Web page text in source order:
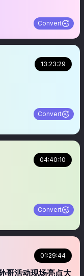
Convert
13:23:29
Convert
04:40:10
Convert
01:29:44
哥活动现场亮点大